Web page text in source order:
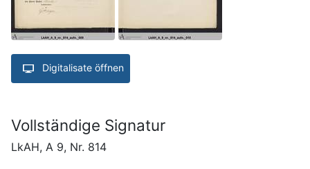
Digitalisate öffnen
Vollständige Signatur
LkAH, A 9, Nr. 814